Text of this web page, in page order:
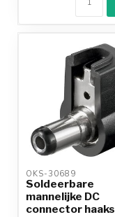
OKS-30689
Soldeerbare
mannelijke DC
connector haaks